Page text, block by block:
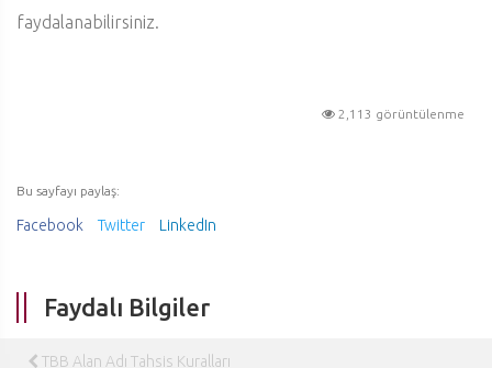
faydalanabilirsiniz.
2,113 görüntülenme
Bu sayfayı paylaş:
Facebook Twitter LinkedIn
Faydalı Bilgiler
TBB Alan Adı Tahsis Kuralları